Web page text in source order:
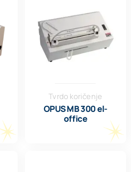
Tvrdo koričenje
OPUS MB 300 el-
office